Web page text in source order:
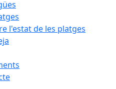
l'estat de les platges